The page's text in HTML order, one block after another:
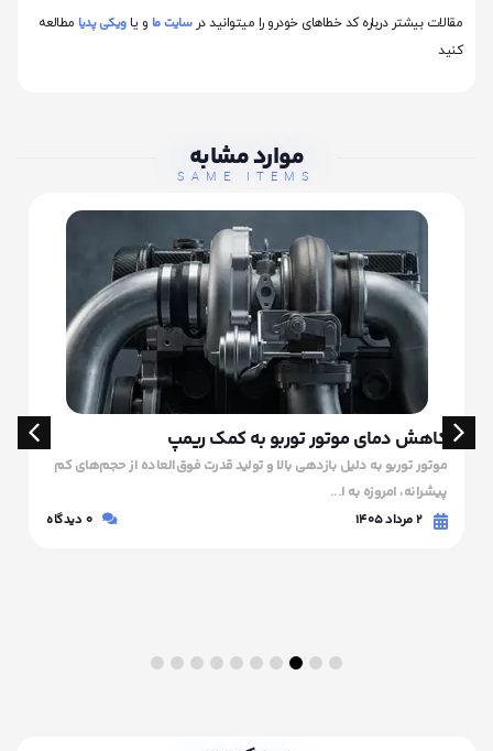
مقالات بیشتر درباره کد خطاهای خودرو را میتوانید درسایت ما و یاویکی پدیا مطالعه
کنید
موارد مشابه
SAME ITEMS
کاهش دمای موتور توربو به کمک ریمپ
موتور توربو به دلیل بازدهی بالا و تولید قدرت فوق‌العاده از حجم‌های کم
پیشرانه، امروزه به ا...
۲ مرداد ۱۴۰۵ 0 دیدگاه